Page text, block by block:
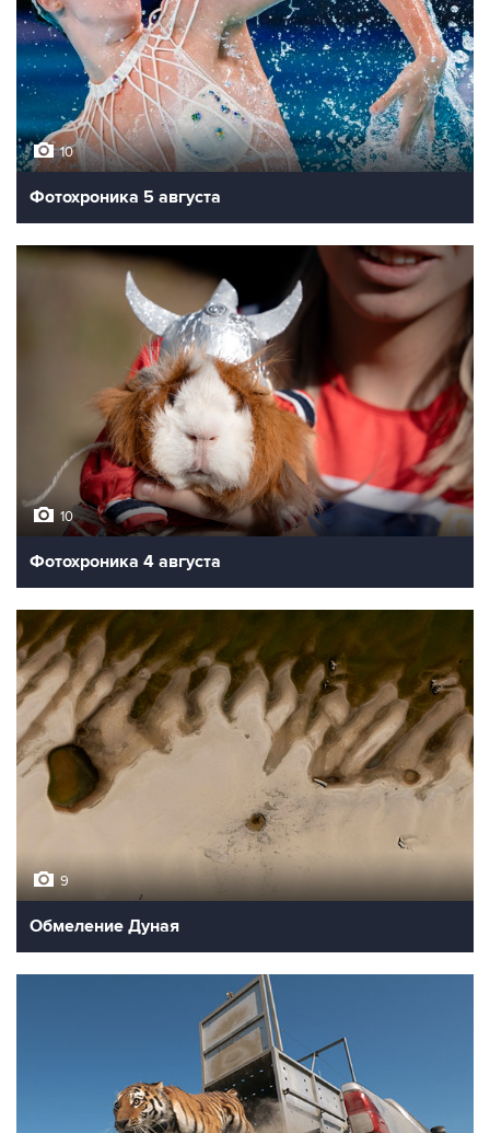
10
Фотохроника 5 августа
10
Фотохроника 4 августа
9
Обмеление Дуная